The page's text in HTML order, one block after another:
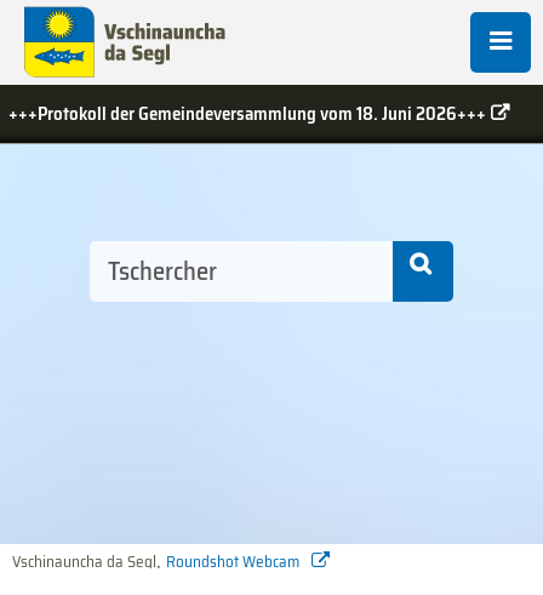
vom 18. Juni 2026+++
Vschinauncha da Segl, Roundshot Webcam